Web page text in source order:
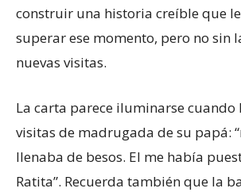
construir una historia creíble que
superar ese momento, pero no sin
nuevas visitas.
La carta parece iluminarse cuando
visitas de madrugada de su papá:
llenaba de besos. El me había
Ratita”. Recuerda también que la